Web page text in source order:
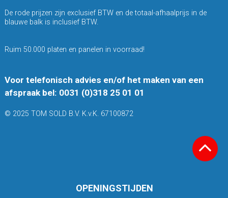
De rode prijzen zijn exclusief BTW en de totaal-afhaalprijs in de
blauwe balk is inclusief BTW.
Ruim 50.000 platen en panelen in voorraad!
Voor telefonisch advies en/of het maken van een
afspraak bel: 0031 (0)318 25 01 01
© 2025 TOM SOLD B.V. K.v.K. 67100872
OPENINGSTIJDEN